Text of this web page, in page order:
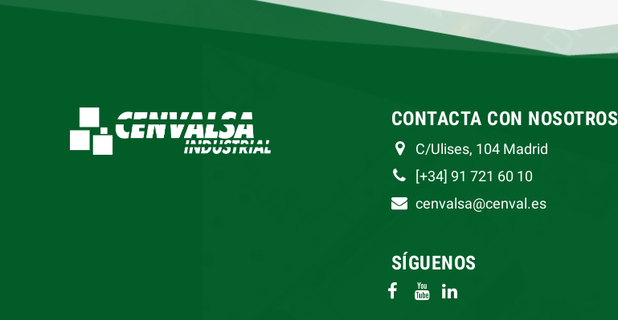
CONTACTA CON NOSOTROS
C/Ulises, 104 Madrid
[+34] 91 721 60 10
cenvalsa@cenval.es
SÍGUENOS